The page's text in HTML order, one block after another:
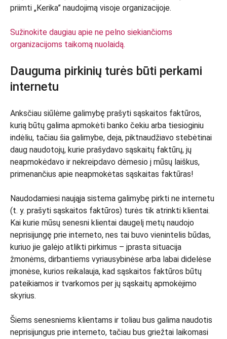
priimti „Kerika” naudojimą visoje organizacijoje.
Sužinokite daugiau apie ne pelno siekiančioms
organizacijoms taikomą nuolaidą.
Dauguma pirkinių turės būti perkami
internetu
Anksčiau siūlėme galimybę prašyti sąskaitos faktūros,
kurią būtų galima apmokėti banko čekiu arba tiesioginiu
indėliu, tačiau šia galimybe, deja, piktnaudžiavo stebėtinai
daug naudotojų, kurie prašydavo sąskaitų faktūrų, jų
neapmokėdavo ir nekreipdavo dėmesio į mūsų laiškus,
primenančius apie neapmokėtas sąskaitas faktūras!
Naudodamiesi naująja sistema galimybę pirkti ne internetu
(t. y. prašyti sąskaitos faktūros) turės tik atrinkti klientai.
Kai kurie mūsų senesni klientai daugelį metų naudojo
neprisijungę prie interneto, nes tai buvo vienintelis būdas,
kuriuo jie galėjo atlikti pirkimus – įprasta situacija
žmonėms, dirbantiems vyriausybinėse arba labai didelėse
įmonėse, kurios reikalauja, kad sąskaitos faktūros būtų
pateikiamos ir tvarkomos per jų sąskaitų apmokėjimo
skyrius.
Šiems senesniems klientams ir toliau bus galima naudotis
neprisijungus prie interneto, tačiau bus griežtai laikomasi